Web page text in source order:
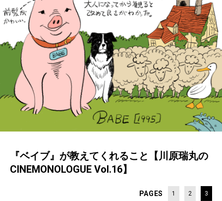
『ベイブ』が教えてくれること【川原瑞丸の
CINEMONOLOGUE Vol.16】
PAGES 1 2 3